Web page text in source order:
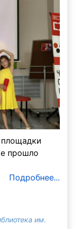
прошло
Подробнее...
им.